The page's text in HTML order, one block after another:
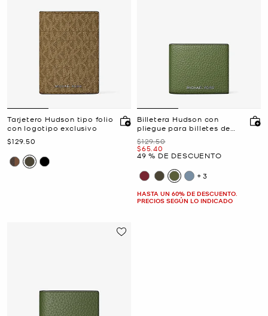
Tarjetero Hudson tipo folio
con logotipo exclusivo
Ahora
$129.50
Billetera Hudson con
pliegue para billetes de
cuero granulado
Era
$129.50
Ahora
$65.40
49 % DE DESCUENTO
+3
HASTA UN 60% DE DESCUENTO.
PRECIOS SEGÚN LO INDICADO